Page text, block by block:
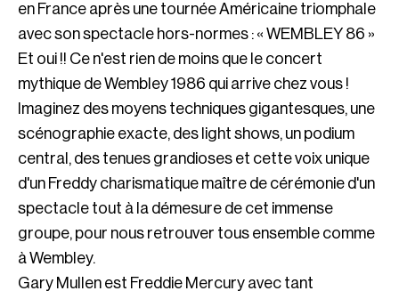
en France après une tournée Américaine triomphale
avec son spectacle hors-normes : « WEMBLEY 86 »
Et oui !! Ce n'est rien de moins que le concert
mythique de Wembley 1986 qui arrive chez vous !
Imaginez des moyens techniques gigantesques, une
scénographie exacte, des light shows, un podium
central, des tenues grandioses et cette voix unique
d'un Freddy charismatique maître de cérémonie d'un
spectacle tout à la démesure de cet immense
groupe, pour nous retrouver tous ensemble comme
à Wembley.
Gary Mullen est Freddie Mercury avec tant